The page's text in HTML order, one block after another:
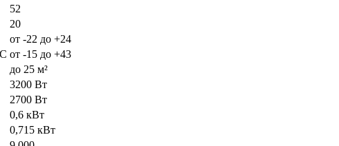
52
20
от -22 до +24
от -15 до +43
до 25 м²
3200 Вт
2700 Вт
0,6 кВт
0,715 кВт